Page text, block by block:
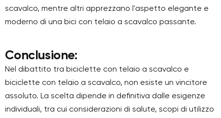
scavalco, mentre altri apprezzano l'aspetto elegante e
moderno di una bici con telaio a scavalco passante.
Conclusione:
Nel dibattito tra biciclette con telaio a scavalco e
biciclette con telaio a scavalco, non esiste un vincitore
assoluto. La scelta dipende in definitiva dalle esigenze
individuali, tra cui considerazioni di salute, scopi di utilizzo